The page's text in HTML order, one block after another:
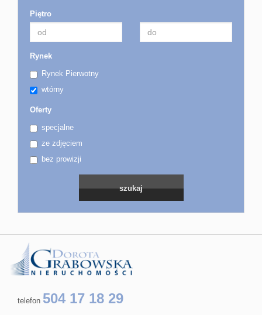
Piętro
Rynek
Rynek Pierwotny
wtórny
Oferty
specjalne
ze zdjęciem
bez prowizji
telefon 504 17 18 29